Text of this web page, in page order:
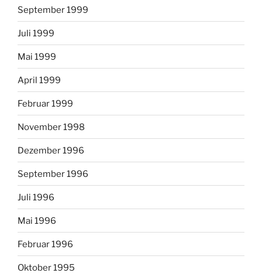
September 1999
Juli 1999
Mai 1999
April 1999
Februar 1999
November 1998
Dezember 1996
September 1996
Juli 1996
Mai 1996
Februar 1996
Oktober 1995